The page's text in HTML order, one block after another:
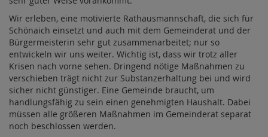
Wir erleben, eine motivierte Rathausmannschaft, die sich für
Schönaich einsetzt und auch mit dem Gemeinderat und der
Bürgermeisterin sehr gut zusammenarbeitet; nur so
entwickeln wir uns weiter. Wichtig ist, dass wir trotz aller
Krisen nach vorne sehen. Dringend nötige Maßnahmen zu
verschieben trägt nicht zur Substanzerhaltung bei und wird
sicher nicht günstiger. Eine Gemeinde braucht, um
handlungsfähig zu sein einen genehmigten Haushalt. Dabei
müssen alle größeren Maßnahmen im Gemeinderat separat
noch beschlossen werden.